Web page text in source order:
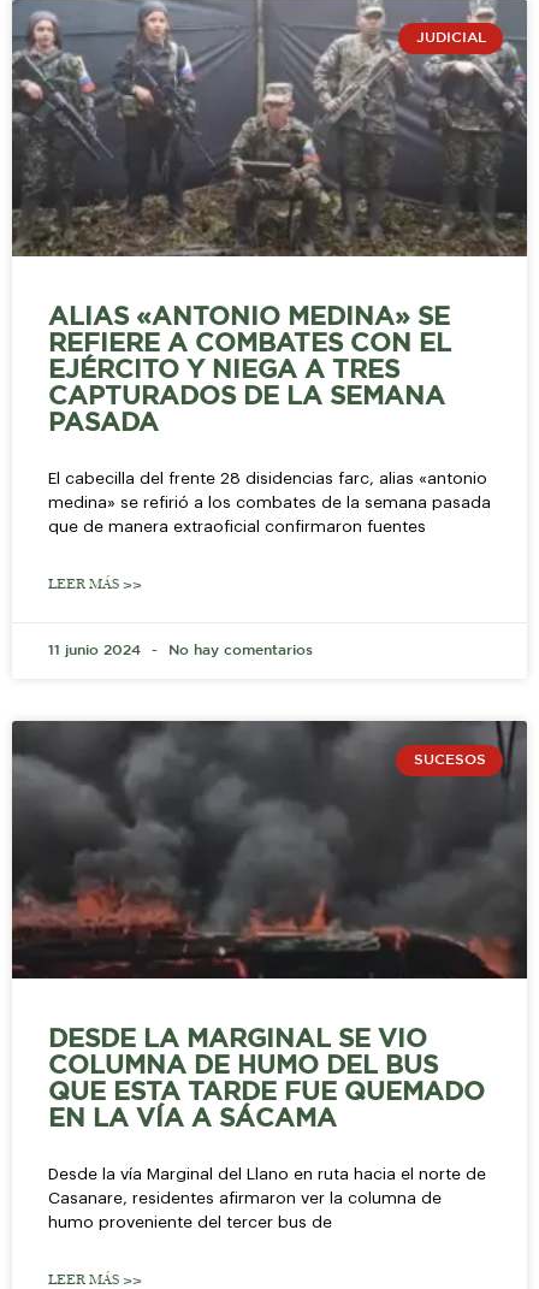
JUDICIAL
ALIAS «ANTONIO MEDINA» SE
REFIERE A COMBATES CON EL
EJÉRCITO Y NIEGA A TRES
CAPTURADOS DE LA SEMANA
PASADA
El cabecilla del frente 28 disidencias farc, alias «antonio
medina» se refirió a los combates de la semana pasada
que de manera extraoficial confirmaron fuentes
LEER MÁS >>
11 junio 2024 No hay comentarios
SUCESOS
DESDE LA MARGINAL SE VIO
COLUMNA DE HUMO DEL BUS
QUE ESTA TARDE FUE QUEMADO
EN LA VÍA A SÁCAMA
Desde la vía Marginal del Llano en ruta hacia el norte de
Casanare, residentes afirmaron ver la columna de
humo proveniente del tercer bus de
LEER MÁS >>